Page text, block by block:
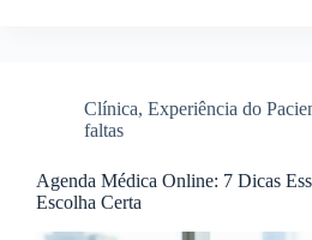
Clínica, Experiência do
faltas
Agenda Médica Online: 7 Dicas
Escolha Certa